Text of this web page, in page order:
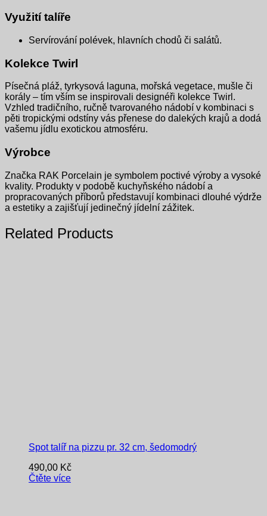
Využití talíře
Servírování polévek, hlavních chodů či salátů.
Kolekce Twirl
Písečná pláž, tyrkysová laguna, mořská vegetace, mušle či
korály – tím vším se inspirovali designéři kolekce Twirl.
Vzhled tradičního, ručně tvarovaného nádobí v kombinaci s
pěti tropickými odstíny vás přenese do dalekých krajů a dodá
vašemu jídlu exotickou atmosféru.
Výrobce
Značka RAK Porcelain je symbolem poctivé výroby a vysoké
kvality. Produkty v podobě kuchyňského nádobí a
propracovaných příborů představují kombinaci dlouhé výdrže
a estetiky a zajišťují jedinečný jídelní zážitek.
Related Products
Spot talíř na pizzu pr. 32 cm, šedomodrý
490,00 Kč
Čtěte více